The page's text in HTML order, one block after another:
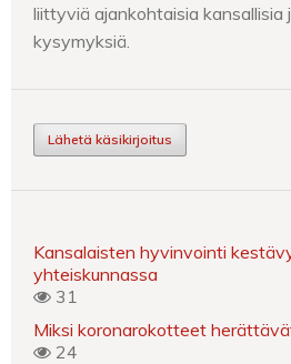
liittyviä ajankohtaisia kansallisia
kysymyksiä.
Lähetä käsikirjoitus
Kansalaisten hyvinvointi
yhteiskunnassa
31
Miksi koronarokotteet
24